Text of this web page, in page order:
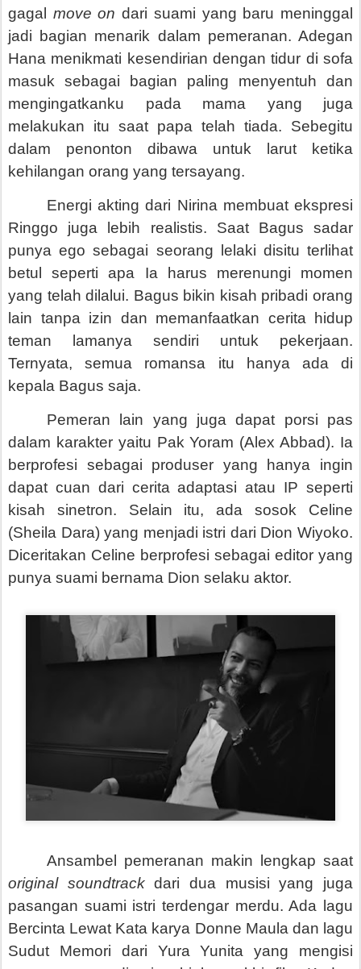
gagal move on dari suami yang baru meninggal
jadi bagian menarik dalam pemeranan. Adegan
Hana menikmati kesendirian dengan tidur di sofa
masuk sebagai bagian paling menyentuh dan
mengingatkanku pada mama yang juga
melakukan itu saat papa telah tiada. Sebegitu
dalam penonton dibawa untuk larut ketika
kehilangan orang yang tersayang.
Energi akting dari Nirina membuat ekspresi
Ringgo juga lebih realistis. Saat Bagus sadar
punya ego sebagai seorang lelaki disitu terlihat
betul seperti apa Ia harus merenungi momen
yang telah dilalui. Bagus bikin kisah pribadi orang
lain tanpa izin dan memanfaatkan cerita hidup
teman lamanya sendiri untuk pekerjaan.
Ternyata, semua romansa itu hanya ada di
kepala Bagus saja.
Pemeran lain yang juga dapat porsi pas
dalam karakter yaitu Pak Yoram (Alex Abbad). Ia
berprofesi sebagai produser yang hanya ingin
dapat cuan dari cerita adaptasi atau IP seperti
kisah sinetron. Selain itu, ada sosok Celine
(Sheila Dara) yang menjadi istri dari Dion Wiyoko.
Diceritakan Celine berprofesi sebagai editor yang
punya suami bernama Dion selaku aktor.
Ansambel pemeranan makin lengkap saat
original soundtrackdari dua musisi yang juga
pasangan suami istri terdengar merdu. Ada lagu
Bercinta Lewat Kata karya Donne Maula dan lagu
Sudut Memori dari Yura Yunita yang mengisi